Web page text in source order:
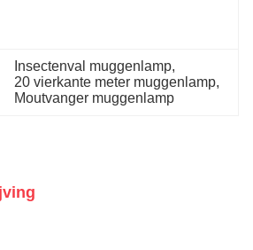
Insectenval muggenlamp,
20 vierkante meter muggenlamp,
Moutvanger muggenlamp